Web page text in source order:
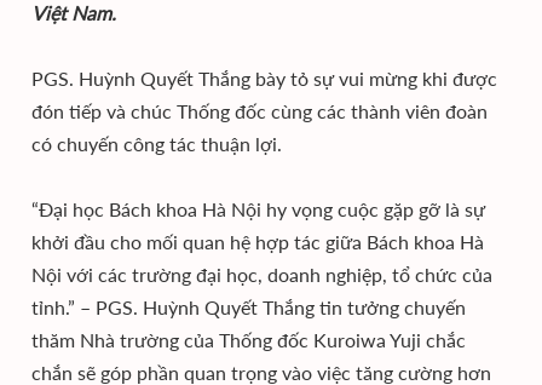
Việt Nam.
PGS. Huỳnh Quyết Thắng bày tỏ sự vui mừng khi được
đón tiếp và chúc Thống đốc cùng các thành viên đoàn
có chuyến công tác thuận lợi.
“Đại học Bách khoa Hà Nội hy vọng cuộc gặp gỡ là sự
khởi đầu cho mối quan hệ hợp tác giữa Bách khoa Hà
Nội với các trường đại học, doanh nghiệp, tổ chức của
tỉnh.” – PGS. Huỳnh Quyết Thắng tin tưởng chuyến
thăm Nhà trường của Thống đốc Kuroiwa Yuji chắc
chắn sẽ góp phần quan trọng vào việc tăng cường hơn